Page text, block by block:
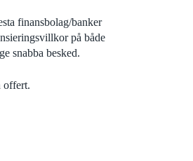
finansbolag/banker
på både
snabba besked.
offert.